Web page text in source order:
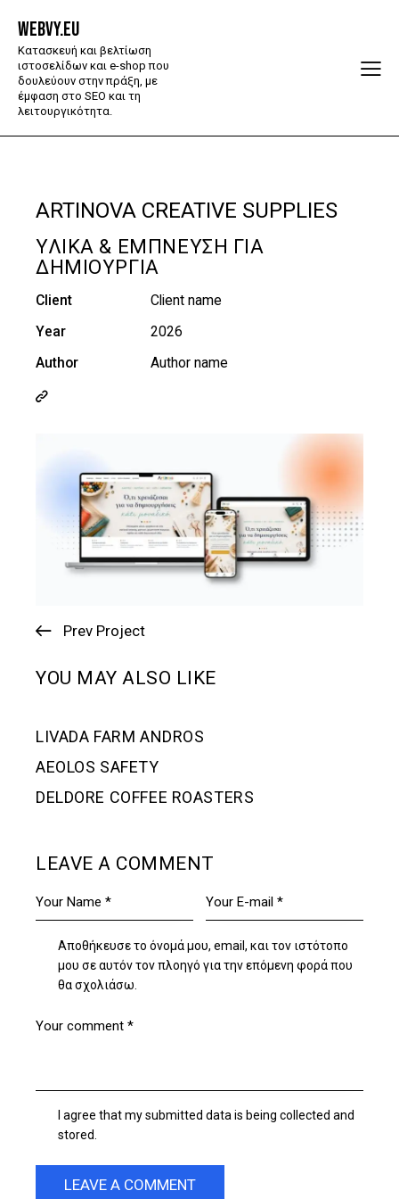
WEBVY.EU
Κατασκευή και βελτίωση
ιστοσελίδων και e-shop που
δουλεύουν στην πράξη, με
έμφαση στο SEO και τη
λειτουργικότητα.
ARTINOVA CREATIVE SUPPLIES
ΥΛΙΚΆ & ΈΜΠΝΕΥΣΗ ΓΙΑ
ΔΗΜΙΟΥΡΓΊΑ
Client
Client name
Year
2026
Author
Author name
Prev Project
YOU MAY ALSO LIKE
LIVADA FARM ANDROS
AEOLOS SAFETY
DELDORE COFFEE ROASTERS
LEAVE A COMMENT
Αποθήκευσε το όνομά μου, email, και τον ιστότοπο
μου σε αυτόν τον πλοηγό για την επόμενη φορά που
θα σχολιάσω.
I agree that my submitted data is being collected and
stored.